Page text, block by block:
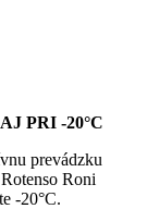
PRI -20°C
prevádzku
Roni
-20°C.